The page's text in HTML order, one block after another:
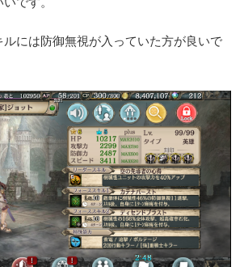
ルには防御無視が入っていた方が良いで